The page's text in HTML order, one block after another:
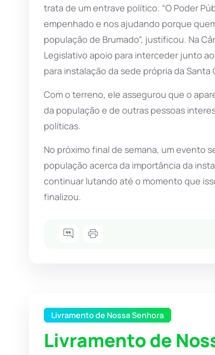
trata de um entrave político. “O Poder
empenhado e nos ajudando porque
população de Brumado”, justificou. Na
Legislativo apoio para interceder junto
para instalação da sede própria da Santa
Com o terreno, ele assegurou que o
da população e de outras pessoas
políticas.
No próximo final de semana, um evento
população acerca da importância da
continuar lutando até o momento que
finalizou.
Livramento de Nossa Senhora
Livramento de